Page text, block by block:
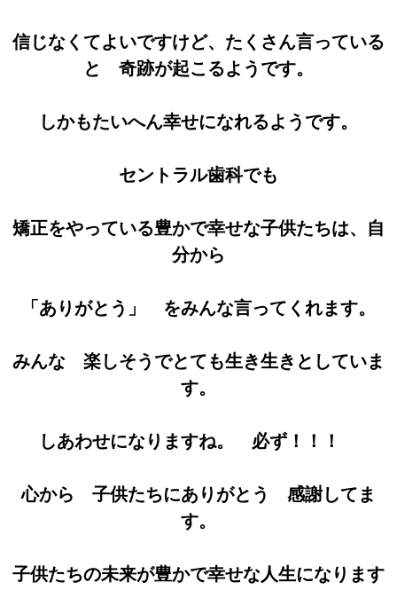
信じなくてよいですけど、たくさん言っている
と 奇跡が起こるようです。
しかもたいへん幸せになれるようです。
セントラル歯科でも
矯正をやっている豊かで幸せな子供たちは、自
分から
「ありがとう」 をみんな言ってくれます。
みんな 楽しそうでとても生き生きとしていま
す。
しあわせになりますね。 必ず！！！
心から 子供たちにありがとう 感謝してま
す。
子供たちの未来が豊かで幸せな人生になります